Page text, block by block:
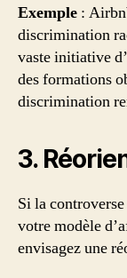
Exemple :
discrimination
vaste initiative
des formations
discrimination
3.
Si la
votre modèle
envisagez une